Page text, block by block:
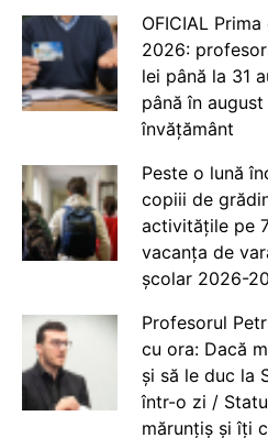
OFICIAL
2026:
lei până la 31
până în
învățământ
Peste o lună
copiii de
activitățile pe
vacanța de
școlar 2026-
Profesorul
cu ora: Dacă
și să le duc la
într-o zi /
mărunțiș și îți